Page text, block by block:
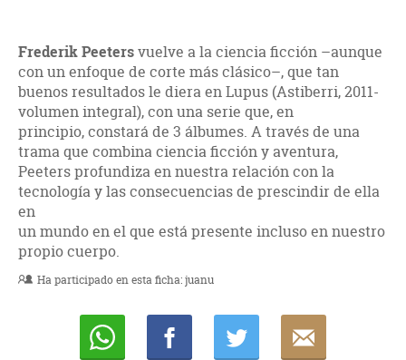
Frederik Peetersvuelve a la ciencia ficción –aunque
con un enfoque de corte más clásico–, que tan
buenos resultados le diera en Lupus (Astiberri, 2011-
volumen integral), con una serie que, en
principio, constará de 3 álbumes. A través de una
trama que combina ciencia ficción y aventura,
Peeters profundiza en nuestra relación con la
tecnología y las consecuencias de prescindir de ella
en
un mundo en el que está presente incluso en nuestro
propio cuerpo.
Ha participado en esta ficha:juanu